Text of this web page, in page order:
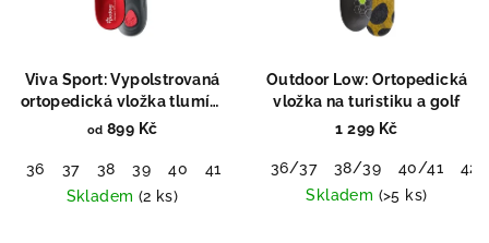
Viva Sport: Vypolstrovaná
ortopedická vložka tlumící
nárazy
od 899 Kč
36 37 38 39 40 41 43 44 45 46 48
51
Skladem (2 ks)
Outdoor Low: Ortopedická
vložka na turistiku a golf
1 299 Kč
36/37 38/39 40/41
42/
Skladem (>5 ks)